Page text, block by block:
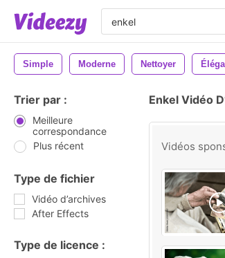
Simple Moderne Nettoyer
Trier par :
Meilleure
correspondance
Plus récent
Type de fichier
Vidéo d’archives
After Effects
Type de licence :
Enkel Vidéo
Vidéos